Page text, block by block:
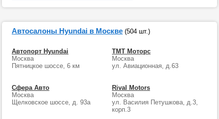
Автосалоны Hyundai в Москве (504 шт.)
Автопорт Hyundai
Москва
Пятницкое шоссе, 6 км
ТМТ Моторс
Москва
ул. Авиационная, д.63
Сфера Авто
Москва
Щелковское шоссе, д. 93а
Rival Motors
Москва
ул. Василия Петушкова, д.3,
корп.3